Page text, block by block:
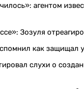
агентом
Зозуля
как защищал
слухи о